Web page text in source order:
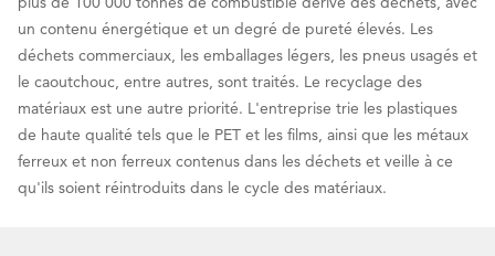
un contenu énergétique et un degré de pureté élevés. Les
déchets commerciaux, les emballages légers, les pneus usagés et
le caoutchouc, entre autres, sont traités. Le recyclage des
matériaux est une autre priorité. L'entreprise trie les plastiques
de haute qualité tels que le PET et les films, ainsi que les métaux
ferreux et non ferreux contenus dans les déchets et veille à ce
qu'ils soient réintroduits dans le cycle des matériaux.